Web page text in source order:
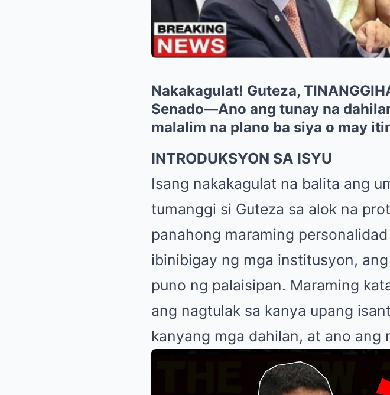
Nakakagulat! Guteza,
Senado—Ano ang tunay na
malalim na plano ba siya o may
INTRODUKSYON SA ISYU
Isang nakakagulat na balita ang
tumanggi si Guteza sa alok na
panahong maraming
ibinibigay ng mga institusyon,
puno ng palaisipan. Maraming
ang nagtulak sa kanya upang
kanyang mga dahilan, at ano ang